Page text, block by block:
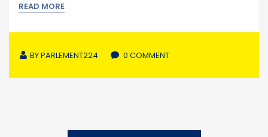
READ MORE
BYPARLEMENT224 0 COMMENT